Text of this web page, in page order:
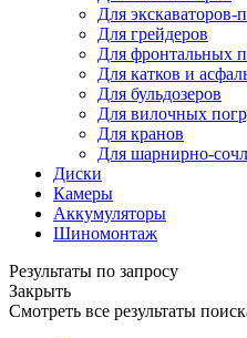
Для экскаваторов-
Для грейдеров
Для фронтальных
Для катков и
Для бульдозеров
Для вилочных
Для кранов
Для шарнирно-
Диски
Камеры
Аккумуляторы
Шиномонтаж
Результаты по запросу
Закрыть
Смотреть все результаты